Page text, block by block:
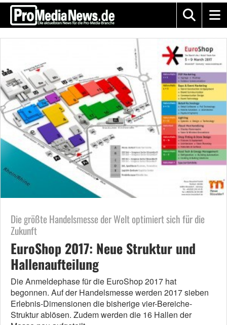
Die größte Handelsmesse der Welt optimiert sich für die
Zukunft
EuroShop 2017: Neue Struktur und
Hallenaufteilung
Die Anmeldephase für die EuroShop 2017 hat
begonnen. Auf der Handelsmesse werden 2017 sieben
Erlebnis-Dimensionen die bisherige vier-Bereiche-
Struktur ablösen. Zudem werden die 16 Hallen der